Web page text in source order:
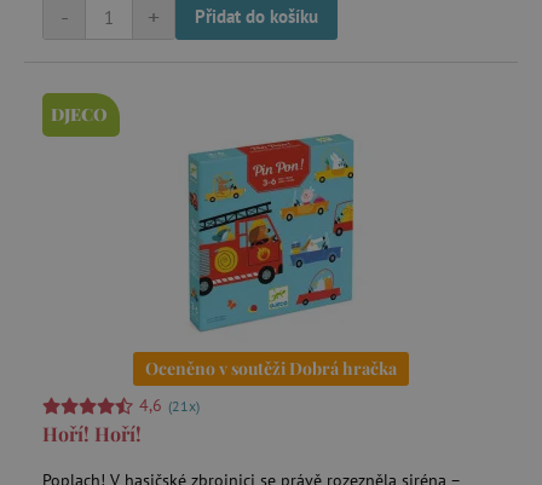
+
- Přidat do košíku
DJECO
Oceněno v soutěži Dobrá hračka
4,6 (21x)
Hoří! Hoří!
Poplach! V hasičské zbrojnici se právě rozezněla siréna –